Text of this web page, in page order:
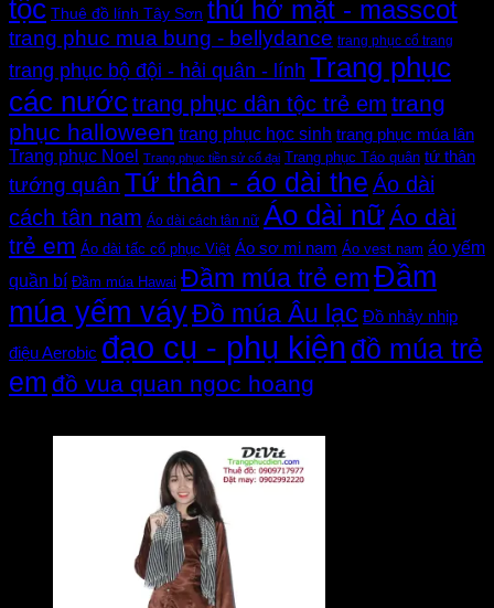
tộc Thuê đồ lính Tây Sơn thú hở mặt - masscot
trang phuc mua bung - bellydance trang phục cổ trang
trang phục bộ đội - hải quân - lính Trang phục
các nướctrang phục dân tộc trẻ em trang
phục halloween trang phục học sinh trang phục múa lân
Trang phục Noel Trang phục tiền sử cổ đại Trang phục Táo quân tứ thân
tướng quân Tứ thân - áo dài the Áo dài
cách tân nam Áo dài cách tân nữ Áo dài nữÁo dài
trẻ em Áo dài tấc cổ phục Việt Áo sơ mi nam Áo vest nam áo yếm
quần bí Đầm múa Hawai Đầm múa trẻ emĐầm
múa yếm váyĐồ múa Âu lạc Đồ nhảy nhịp
điệu Aerobic đạo cụ - phụ kiện đồ múa trẻ
em đồ vua quan ngoc hoang